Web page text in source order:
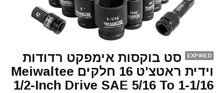
EXPIRED
סט בוקסות אימפקט רדודות
וידית ראטצ'ט 16 חלקים Meiwaltee
1/2-Inch Drive SAE 5/16 To 1-1/16